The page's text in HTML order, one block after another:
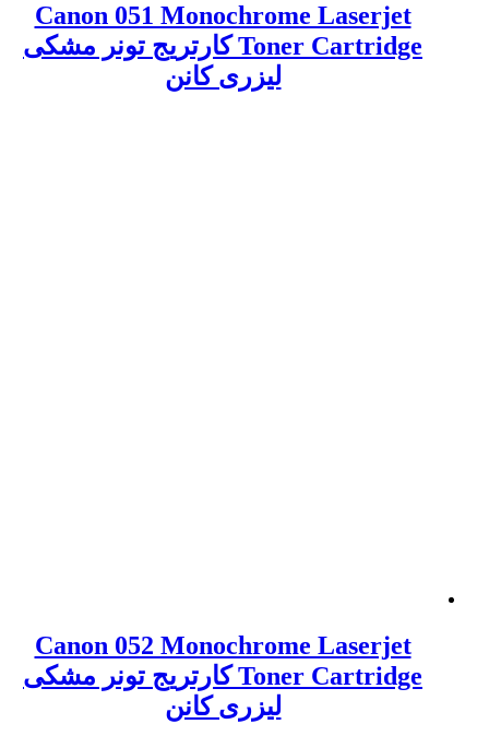
Canon 051 Monochrome Laserjet
Toner Cartridge کارتریج تونر مشکی
لیزری کانن
Canon 052 Monochrome Laserjet
Toner Cartridge کارتریج تونر مشکی
لیزری کانن